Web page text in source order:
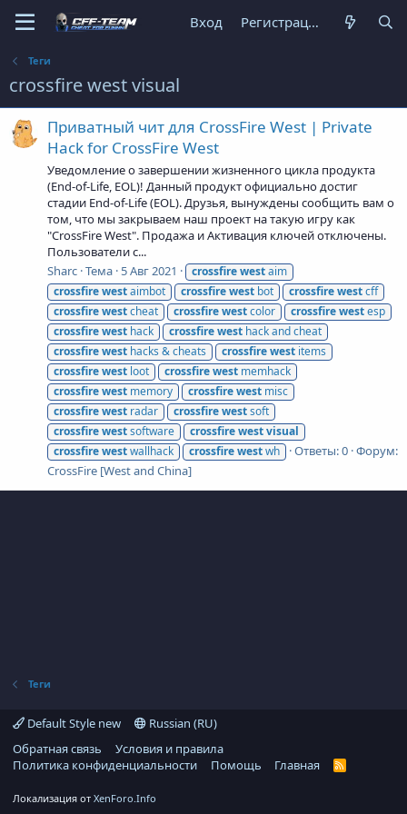
Вход Регистрация
Теги
crossfire west visual
Приватный чит для CrossFire West | Private
Hack for CrossFire West
Уведомление о завершении жизненного цикла продукта
(End-of-Life, EOL)! Данный продукт официально достиг
стадии End-of-Life (EOL). Друзья, вынуждены сообщить вам о
том, что мы закрываем наш проект на такую игру как
"CrossFire West". Продажа и Активация ключей отключены.
Пользователи с...
Sharc Тема 5 Авг 2021 crossfirewestaim
crossfirewestaimbot crossfirewest bot crossfirewestcff
crossfirewestcheat crossfirewestcolor crossfirewestesp
crossfirewest hack crossfirewest hack and cheat
crossfirewest hacks & cheats crossfirewest items
crossfirewest loot crossfirewest memhack
crossfirewest memory crossfirewest misc
crossfirewest radar crossfirewestsoft
crossfirewestsoftware crossfirewestvisual
crossfirewestwallhack crossfirewestwh Ответы: 0 Форум:
CrossFire [West and China]
Теги
Default Style new
Russian (RU)
Обратная связь
Условия и правила
Политика конфиденциальности
Помощь Главная
R
Локализация от XenForo.Info